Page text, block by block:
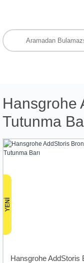
Hansgrohe
Tutunma
YENİ
Hansgrohe AddStoris